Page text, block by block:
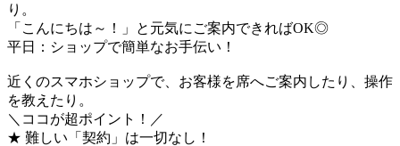
り。
「こんにちは～！」と元気にご案内できればOK◎
平日：ショップで簡単なお手伝い！
近くのスマホショップで、お客様を席へご案内したり、操作
を教えたり。
＼ココが超ポイント！／
★ 難しい「契約」は一切なし！